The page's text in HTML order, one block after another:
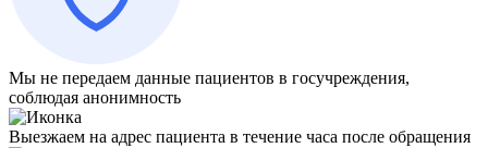
Мы не передаем данные пациентов в госучреждения,
соблюдая анонимность
Выезжаем на адрес пациента в течение часа после обращения